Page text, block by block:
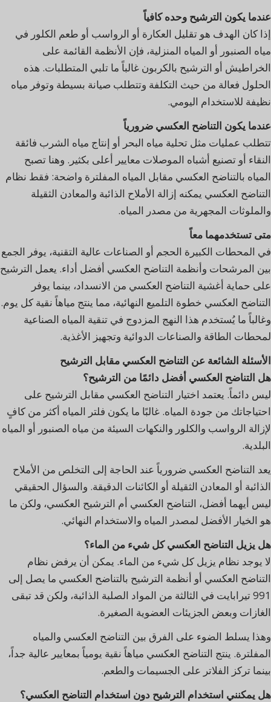
عندما يكون الترشيح وحده كافياً
إذا كان الهدف هو تقليل العكارة أو الرواسب أو طعم الكلور في
مياه الصنبور أو المياه المنزلية، فإن الأنظمة القائمة على
الخراطيش أو الترشيح بالكربون غالباً ما تلبي المتطلبات. هذه
الحلول فعالة من حيث التكلفة وتتطلب صيانة بسيطة وتوفر مياه
نظيفة للاستخدام اليومي.
عندما يكون التناضح العكسي ضرورياً
تتطلب عمليات مثل تحلية مياه البحر أو إنتاج مياه الشرب فائقة
النقاء أو تصنيع أشباه الموصلات معايير أعلى بكثير. وهنا تصبح
المياه بالتناضح العكسي مقابل المياه المفلترة واضحة: فقط نظام
التناضح العكسي يمكنه إزالة الأملاح الذائبة والمعادن الثقيلة
والملوثات المجهرية من مصدر المياه.
متى تستخدمهما معاً
في المحطات الكبيرة الحجم أو الصناعات عالية التقنية، يوفر الجمع
بين المرشحات وأنظمة التناضح العكسي أفضل أداء. يعمل الترشيح
على حماية أغشية التناضح العكسي من الانسداد، بينما يوفر
التناضح العكسي خطوة التلميع النهائية، مما ينتج مياهاً نقية كل يوم.
وغالباً ما يُستخدم هذا النهج المزدوج في تنقية المياه الصناعية
لمحطات الطاقة والصناعات الدوائية وتجهيز الأغذية.
الأسئلة الشائعة عن التناضح العكسي مقابل الترشيح
هل التناضح العكسي أفضل دائمًا من الترشيح؟
ليس دائماً. يعتمد اختيار التناضح العكسي مقابل الترشيح على
احتياجاتك من جودة المياه. غالبًا ما يكون فلتر المياه أكثر من كافٍ
لإزالة الرواسب والكلور والنكهات السيئة من مياه الصنبور أو المياه
البلدية.
يعد التناضح العكسي ضرورياً عند الحاجة إلى التخلص من الأملاح
الذائبة أو المعادن الثقيلة أو الكائنات الدقيقة. والسؤال الحقيقي
ليس أيهما أفضل، التناضح العكسي أم الترشيح العكسي، ولكن ما
هو الخيار الأفضل لمصدر المياه والاستخدام النهائي.
هل يزيل التناضح العكسي كل شيء من الماء؟
لا يوجد نظام يزيل كل شيء من الماء. يمكن أن يرفض نظام
التناضح العكسي أو أنظمة الترشيح بالتناضح العكسي ما يصل إلى
991 تيرابايت في الثالثة من المواد الصلبة الذائبة، ولكن قد تبقى
الغازات وبعض الجزيئات العضوية الصغيرة.
وهذا يسلط الضوء على الفرق بين التناضح العكسي والمياه
المفلترة. ينتج التناضح العكسي مياهاً نقية يومياً بمعايير عالية جداً،
بينما تركز الفلاتر على الجسيمات والطعم.
هل يمكنني استخدام الترشيح دون استخدام التناضح العكسي؟